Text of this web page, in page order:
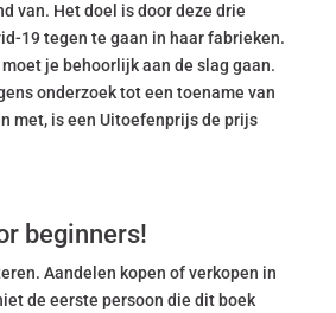
van. Het doel is door deze drie
19 tegen te gaan in haar fabrieken.
je behoorlijk aan de slag gaan.
onderzoek tot een toename van
met, is een Uitoefenprijs de prijs
beginners!
Aandelen kopen of verkopen in
de eerste persoon die dit boek